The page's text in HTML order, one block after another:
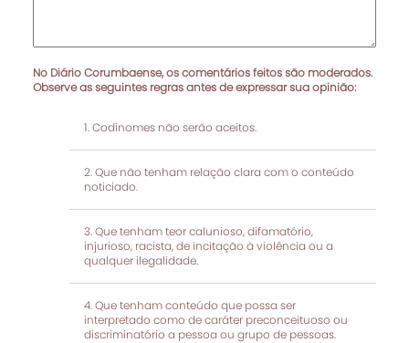
No Diário Corumbaense, os comentários feitos são moderados.
Observe as seguintes regras antes de expressar sua opinião:
Codinomes não serão aceitos.
Que não tenham relação clara com o conteúdo
noticiado.
Que tenham teor calunioso, difamatório,
injurioso, racista, de incitação à violência ou a
qualquer ilegalidade.
Que tenham conteúdo que possa ser
interpretado como de caráter preconceituoso ou
discriminatório a pessoa ou grupo de pessoas.